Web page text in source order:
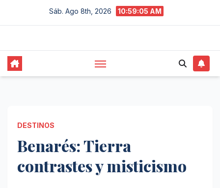
Sáb. Ago 8th, 2026 10:59:06 AM
DESTINOS
Benarés: Tierra
contrastes y misticismo